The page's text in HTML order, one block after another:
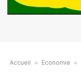
Accueil » Economie »